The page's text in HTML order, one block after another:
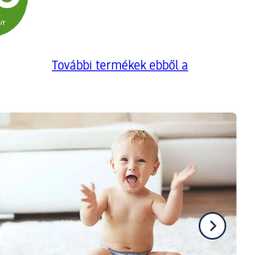
További termékek ebből a